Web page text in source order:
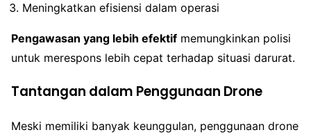
Meningkatkan efisiensi dalam operasi
Pengawasan yang lebih efektif memungkinkan polisi
untuk merespons lebih cepat terhadap situasi darurat.
Tantangan dalam Penggunaan Drone
Meski memiliki banyak keunggulan, penggunaan drone